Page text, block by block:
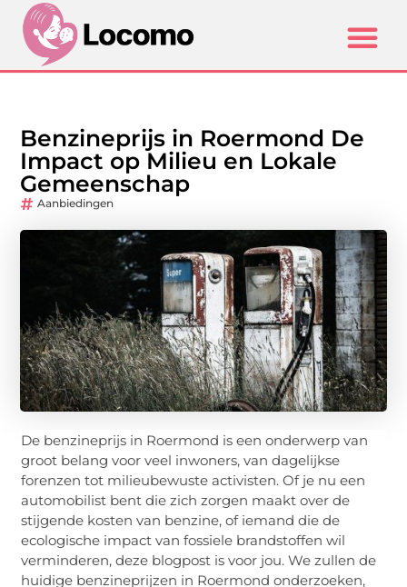
Benzineprijs in Roermond De
Impact op Milieu en Lokale
Gemeenschap
Aanbiedingen
De benzineprijs in Roermond is een onderwerp van
groot belang voor veel inwoners, van dagelijkse
forenzen tot milieubewuste activisten. Of je nu een
automobilist bent die zich zorgen maakt over de
stijgende kosten van benzine, of iemand die de
ecologische impact van fossiele brandstoffen wil
verminderen, deze blogpost is voor jou. We zullen de
huidige benzineprijzen in Roermond onderzoeken,